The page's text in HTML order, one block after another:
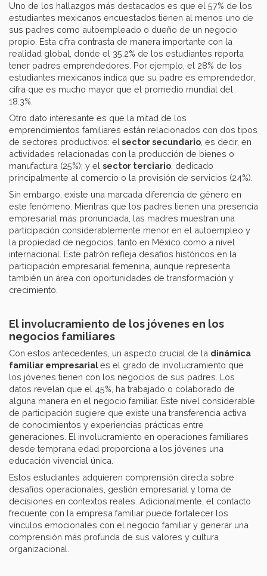
Uno de los hallazgos más destacados es que el 57% de los
estudiantes mexicanos encuestados tienen al menos uno de
sus padres como autoempleado o dueño de un negocio
propio. Esta cifra contrasta de manera importante con la
realidad global, donde el 35.2% de los estudiantes reporta
tener padres emprendedores. Por ejemplo, el 28% de los
estudiantes mexicanos indica que su padre es emprendedor,
cifra que es mucho mayor que el promedio mundial del
18.3%.
Otro dato interesante es que la mitad de los
emprendimientos familiares están relacionados con dos tipos
de sectores productivos: el sector secundario , es decir, en
actividades relacionadas con la producción de bienes o
manufactura (25%); y el sector terciario , dedicado
principalmente al comercio o la provisión de servicios (24%).
Sin embargo, existe una marcada diferencia de género en
este fenómeno. Mientras que los padres tienen una presencia
empresarial más pronunciada, las madres muestran una
participación considerablemente menor en el autoempleo y
la propiedad de negocios, tanto en México como a nivel
internacional. Este patrón refleja desafíos históricos en la
participación empresarial femenina, aunque representa
también un área con oportunidades de transformación y
crecimiento.
El involucramiento de los jóvenes en los
negocios familiares
Con estos antecedentes, un aspecto crucial de la dinámica
familiar empresariales el grado de involucramiento que
los jóvenes tienen con los negocios de sus padres. Los
datos revelan que el 45%, ha trabajado o colaborado de
alguna manera en el negocio familiar. Este nivel considerable
de participación sugiere que existe una transferencia activa
de conocimientos y experiencias prácticas entre
generaciones. El involucramiento en operaciones familiares
desde temprana edad proporciona a los jóvenes una
educación vivencial única.
Estos estudiantes adquieren comprensión directa sobre
desafíos operacionales, gestión empresarial y toma de
decisiones en contextos reales. Adicionalmente, el contacto
frecuente con la empresa familiar puede fortalecer los
vínculos emocionales con el negocio familiar y generar una
comprensión más profunda de sus valores y cultura
organizacional.